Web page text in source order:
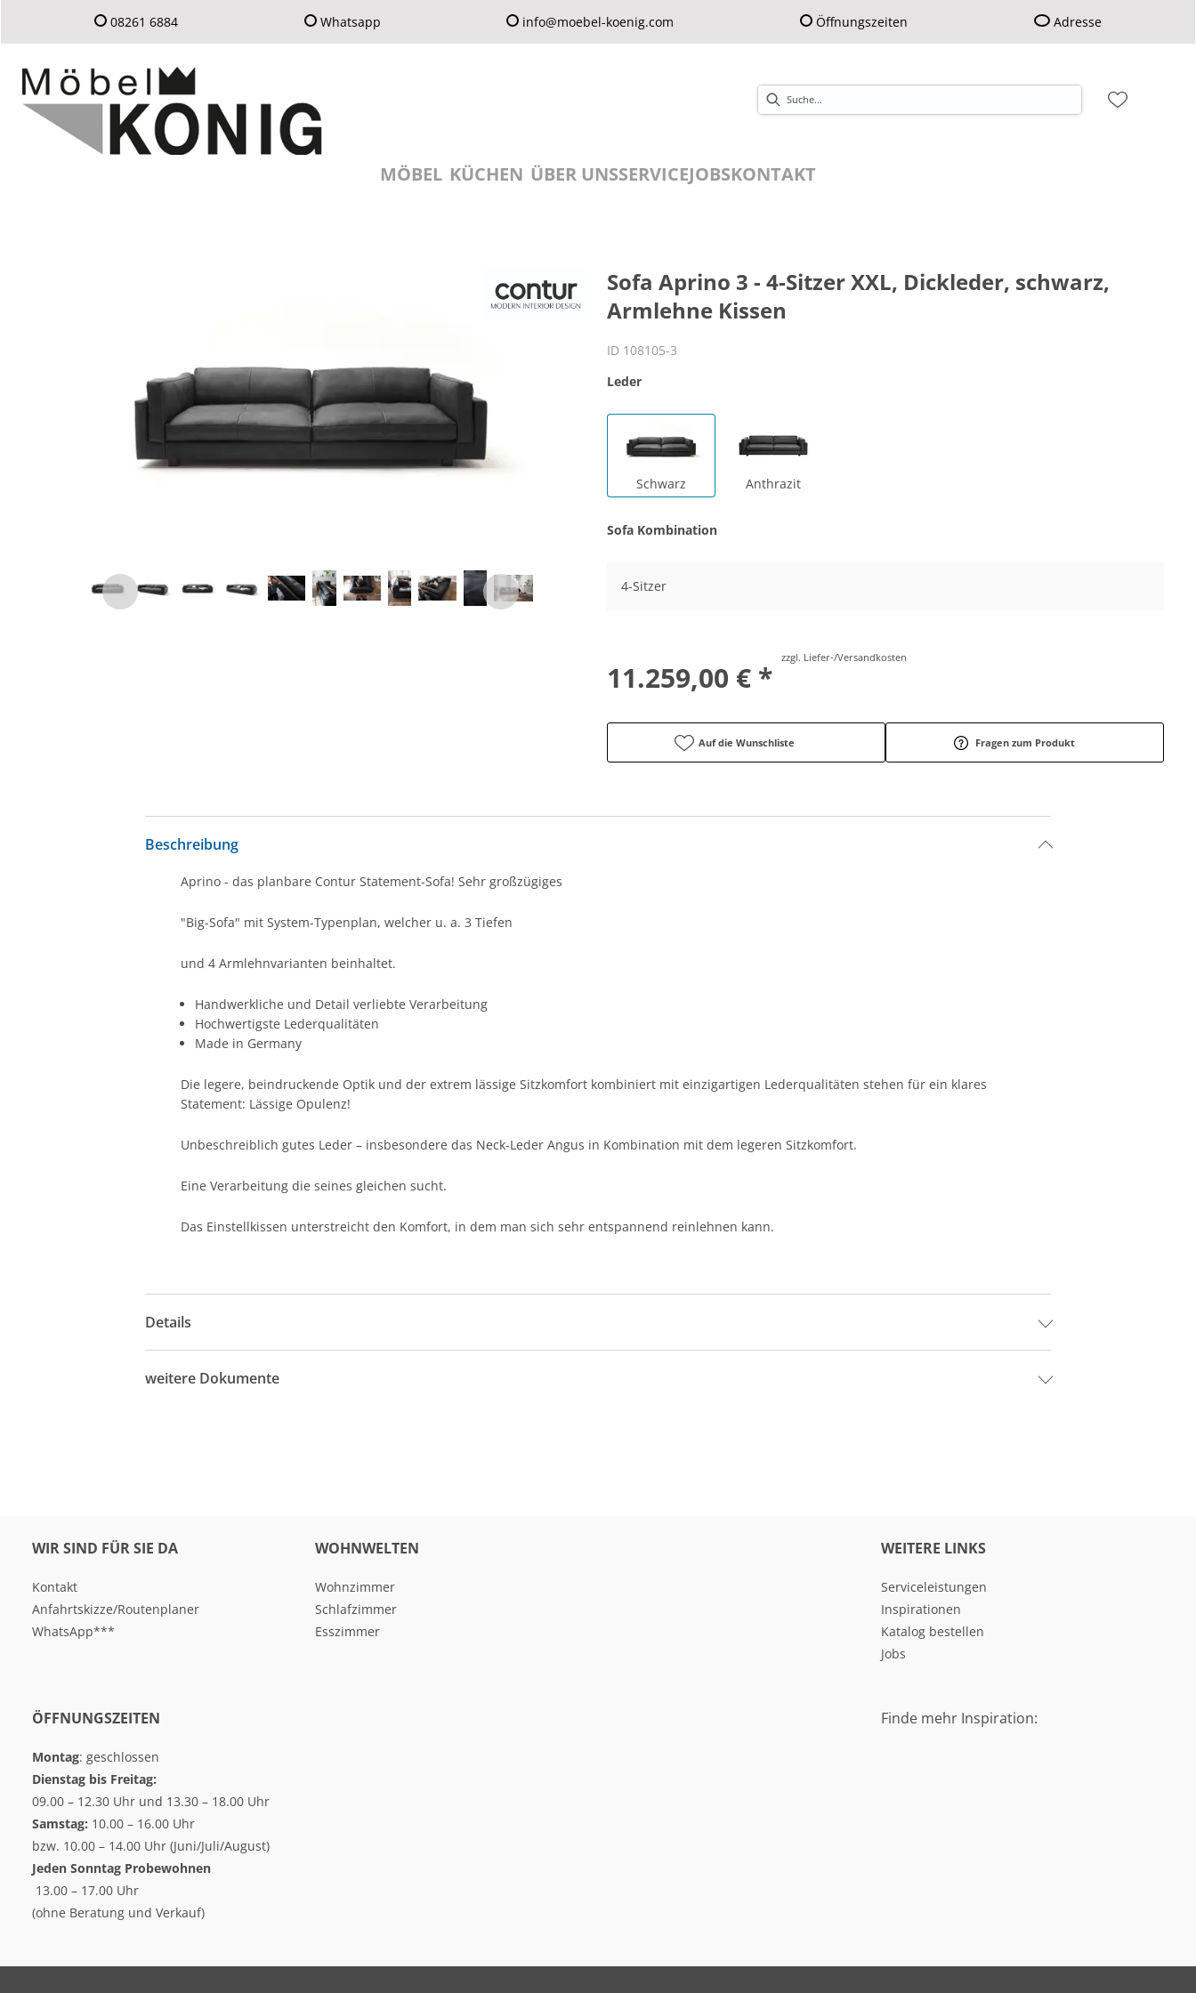
08261 6884 Whatsapp info@moebel-koenig.com Öffnungszeiten Adresse
MÖBEL KÜCHEN ÜBER UNSSERVICEJOBSKONTAKT
Sofa Aprino 3 - 4-Sitzer XXL, Dickleder, schwarz,
Armlehne Kissen
ID 108105-3
Leder
Schwarz Anthrazit
Sofa Kombination
4-Sitzer
11.259,00 € *
zzgl. Liefer-/Versandkosten
Auf die Wunschliste Fragen zum Produkt
Beschreibung
Aprino - das planbare Contur Statement-Sofa! Sehr großzügiges
"Big-Sofa" mit System-Typenplan, welcher u. a. 3 Tiefen
und 4 Armlehnvarianten beinhaltet.
Handwerkliche und Detail verliebte Verarbeitung
Hochwertigste Lederqualitäten
Made in Germany
Die legere, beindruckende Optik und der extrem lässige Sitzkomfort kombiniert mit einzigartigen Lederqualitäten stehen für ein klares
Statement: Lässige Opulenz!
Unbeschreiblich gutes Leder – insbesondere das Neck-Leder Angus in Kombination mit dem legeren Sitzkomfort.
Eine Verarbeitung die seines gleichen sucht.
Das Einstellkissen unterstreicht den Komfort, in dem man sich sehr entspannend reinlehnen kann.
Details
weitere Dokumente
WIR SIND FÜR SIE DA
Kontakt
Anfahrtskizze/Routenplaner
WhatsApp***
WOHNWELTEN
Wohnzimmer
Schlafzimmer
Esszimmer
WEITERE LINKS
Serviceleistungen
Inspirationen
Katalog bestellen
Jobs
ÖFFNUNGSZEITEN
Montag: geschlossen
Dienstag bis Freitag:
09.00 – 12.30 Uhr und 13.30 – 18.00 Uhr
Samstag: 10.00 – 16.00 Uhr
bzw. 10.00 – 14.00 Uhr (Juni/Juli/August)
Jeden Sonntag Probewohnen
13.00 – 17.00 Uhr
(ohne Beratung und Verkauf)
Finde mehr Inspiration: